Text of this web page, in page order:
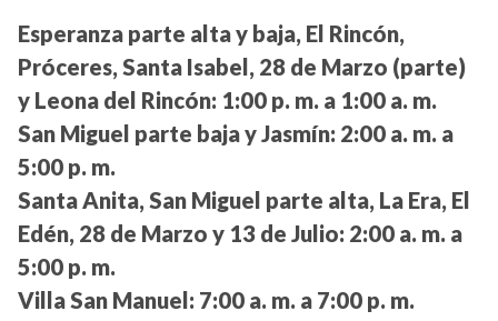
Esperanza parte alta y baja, El Rincón,
Próceres, Santa Isabel, 28 de Marzo (parte)
y Leona del Rincón: 1:00 p. m. a 1:00 a. m.
San Miguel parte baja y Jasmín: 2:00 a. m. a
5:00 p. m.
Santa Anita, San Miguel parte alta, La Era, El
Edén, 28 de Marzo y 13 de Julio: 2:00 a. m. a
5:00 p. m.
Villa San Manuel: 7:00 a. m. a 7:00 p. m.